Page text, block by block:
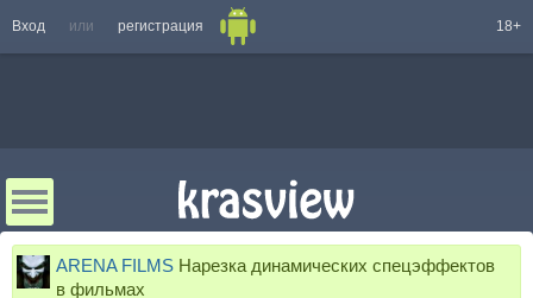
Вход или регистрация 18+
ARENA FILMS Нарезка динамических спецэффектов
в фильмах